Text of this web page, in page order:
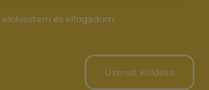
elolvastam és elfogadom.